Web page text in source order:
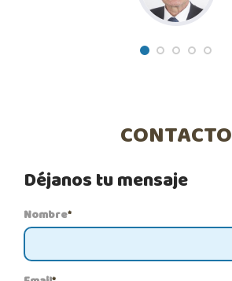
CONTACTO
Déjanos tu mensaje
Nombre*